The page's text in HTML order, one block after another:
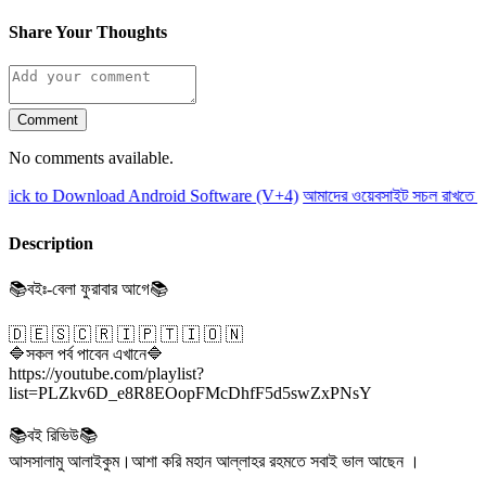
Share Your Thoughts
Comment
No comments available.
to Download Android Software (V+4) আমাদের ওয়েবসাইট সচল রাখতে
Description
📚বইঃ-বেলা ফুরাবার আগে📚
🇩 🇪 🇸 🇨 🇷 🇮 🇵 🇹 🇮 🇴 🇳
🔷সকল পর্ব পাবেন এখানে🔷
https://youtube.com/playlist?
list=PLZkv6D_e8R8EOopFMcDhfF5d5swZxPNsY
📚বই রিভিউ📚
আসসালামু আলাইকুম।আশা করি মহান আল্লাহর রহমতে সবাই ভাল আছেন ।